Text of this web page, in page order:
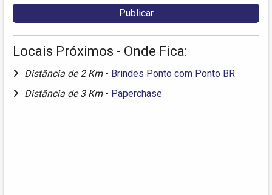
Locais Próximos - Onde Fica:
Distância de 2 Km - Brindes Ponto com Ponto BR
Distância de 3 Km - Paperchase